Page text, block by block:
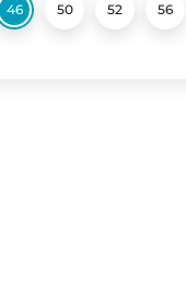
46 50 52 56